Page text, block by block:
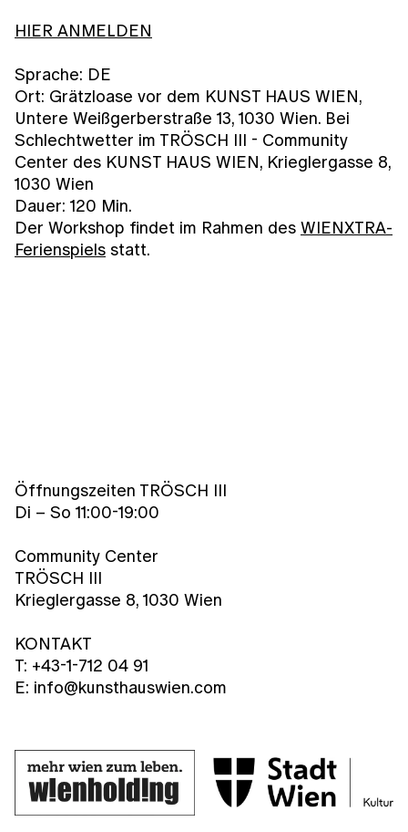
HIER ANMELDEN
Sprache: DE
Ort: Grätzloase vor dem KUNST HAUS WIEN,
Untere Weißgerberstraße 13, 1030 Wien. Bei
Schlechtwetter im TRÖSCH III - Community
Center des KUNST HAUS WIEN, Krieglergasse 8,
1030 Wien
Dauer: 120 Min.
Der Workshop findet im Rahmen desWIENXTRA-
Ferienspielsstatt.
Öffnungszeiten TRÖSCH III
Di – So 11:00-19:00
Community Center
TRÖSCH III
Krieglergasse 8, 1030 Wien
KONTAKT
T: +43-1-712 04 91
E: info@kunsthauswien.com